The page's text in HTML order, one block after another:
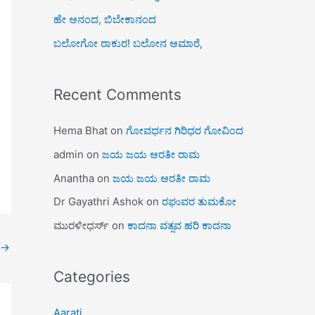
→
ಹೇ ಆನಂದ, ಬಿಬೇಕಾನಂದ
ಬಲೋಗೋ ಠಾಕುರ! ಬಲೋನ ಆಮಾರೆ,
Recent Comments
Hema Bhat on ಗೋವರ್ಧನ ಗಿರಿಧರ ಗೋವಿಂದ
admin on ಜಯ ಜಯ ಆರತೀ ರಾಮ
Anantha on ಜಯ ಜಯ ಆರತೀ ರಾಮ
Dr Gayathri Ashok on ರಘುವರ ತುಮಕೋ
ಮುರಳೀಧರ್ಸ್ on ಕಾದನಾ ವತ್ಸವ ಹರಿ ಕಾದನಾ
Categories